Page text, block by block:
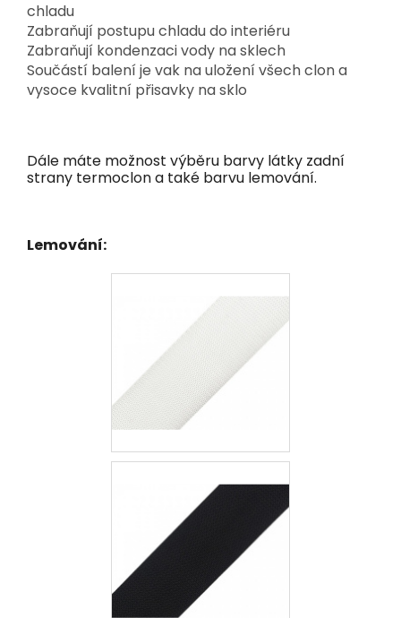
chladu
Zabraňují postupu chladu do interiéru
Zabraňují kondenzaci vody na sklech
Součástí balení je vak na uložení všech clon a
vysoce kvalitní přisavky na sklo
Dále máte možnost výběru barvy látky zadní
strany termoclon a také barvu lemování.
Lemování: